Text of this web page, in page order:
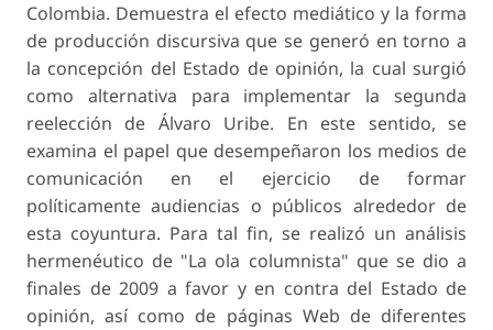
Colombia. Demuestra el efecto mediático y la forma
de producción discursiva que se generó en torno a
la concepción del Estado de opinión, la cual surgió
como alternativa para implementar la segunda
reelección de Álvaro Uribe. En este sentido, se
examina el papel que desempeñaron los medios de
comunicación en el ejercicio de formar
políticamente audiencias o públicos alrededor de
esta coyuntura. Para tal fin, se realizó un análisis
hermenéutico de "La ola columnista" que se dio a
finales de 2009 a favor y en contra del Estado de
opinión, así como de páginas Web de diferentes